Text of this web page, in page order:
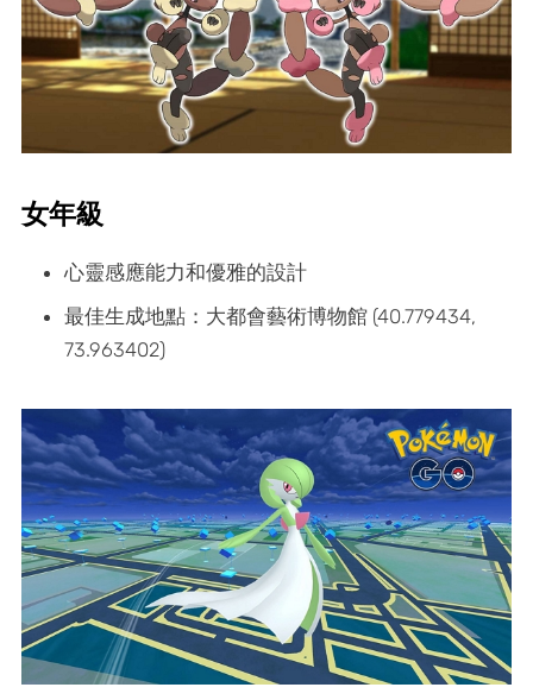
女年級
心靈感應能力和優雅的設計
最佳生成地點：大都會藝術博物館 (40.779434,
73.963402)